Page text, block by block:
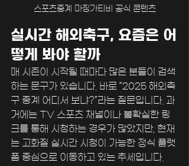
스포츠중계 마징가티비 공식 콘텐츠
실시간 해외축구, 요즘은 어
떻게 봐야 할까
매 시즌이 시작될 때마다 많은 분들이 검색
하는 문구가 있습니다. 바로 “2025 해외축
구 중계 어디서 보냐?”라는 질문입니다. 과
거에는 TV 스포츠 채널이나 불확실한 링
크를 통해 시청하는 경우가 많았지만, 현재
는 고화질 실시간 시청이 가능한 정식 플랫
폼 중심으로 이동하고 있는 추세입니다.